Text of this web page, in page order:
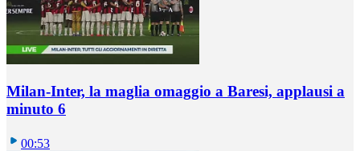
Milan-Inter, la maglia omaggio a Baresi, applausi a
minuto 6
00:53